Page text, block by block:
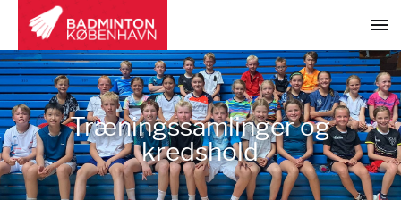
Træningssamlinger og
kredshold